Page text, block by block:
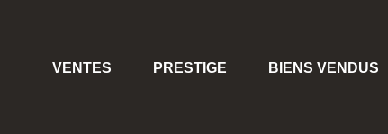
VENTES PRESTIGE BIENS VENDUS